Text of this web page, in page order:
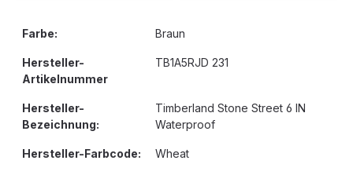
Farbe: Braun
Hersteller-
Artikelnummer
TB1A5RJD 231
Hersteller-
Bezeichnung:
Timberland Stone Street 6 IN
Waterproof
Hersteller-Farbcode: Wheat